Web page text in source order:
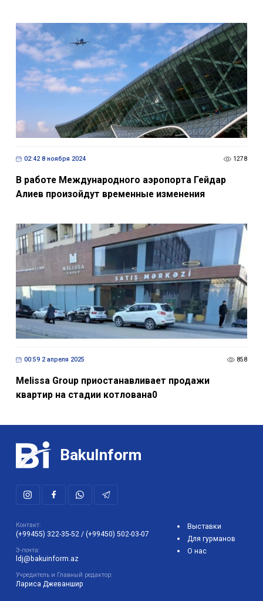
02:42 8 ноября 2024 1278
В работе Международного аэропорта Гейдар
Алиев произойдут временные изменения
00:59 2 апреля 2025 858
Melissa Group приостанавливает продажи
квартир на стадии котлована0
BakuInform
Контакт:
(+99455) 322-35-52 / (+99450) 502-03-07
Э-почта:
ldj@bakuinform.az
Учредитель и Главный редактор:
Лариса Джеваншир
Выставки
Для гурманов
О нас